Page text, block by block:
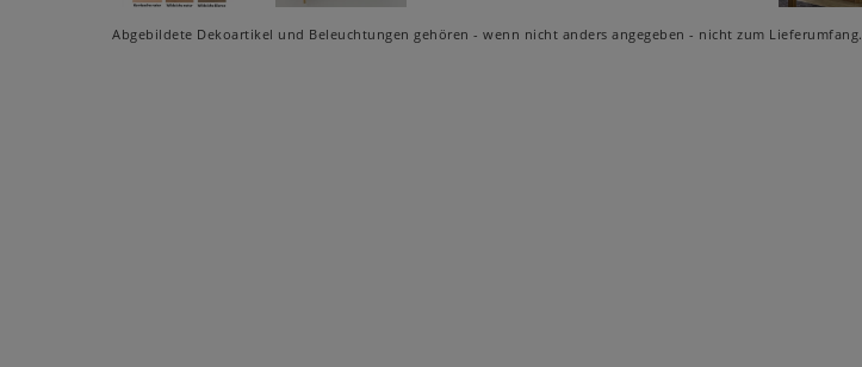
Abgebildete Dekoartikel und Beleuchtungen gehören - wenn nicht anders angegeben - nicht zum Lieferumfang.